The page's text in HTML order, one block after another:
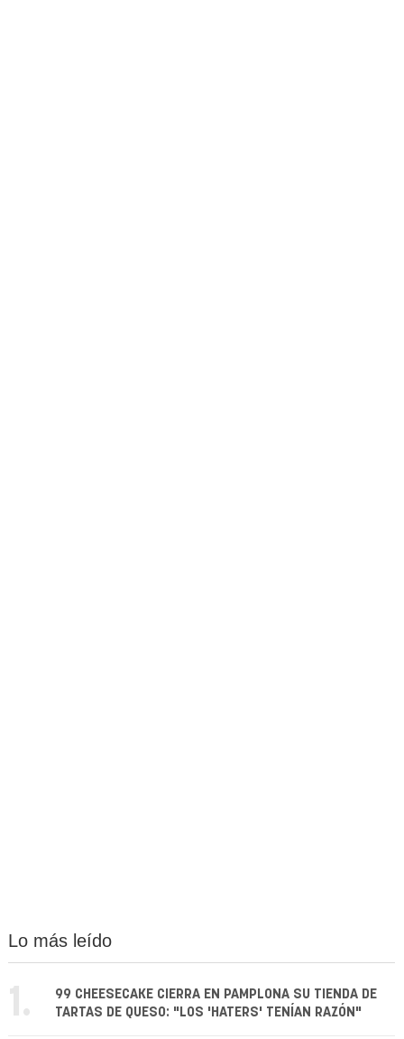
Lo más leído
1.
99 CHEESECAKE CIERRA EN PAMPLONA SU TIENDA DE
TARTAS DE QUESO: "LOS 'HATERS' TENÍAN RAZÓN"